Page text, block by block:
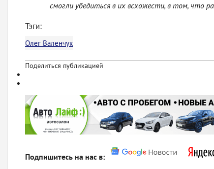
смогли убедиться в их всхожести, в том, что
Тэги:
Олег Валенчук
Поделиться публикацией
Подпишитесь на нас в: